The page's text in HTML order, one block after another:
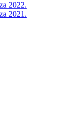
2022.
2021.